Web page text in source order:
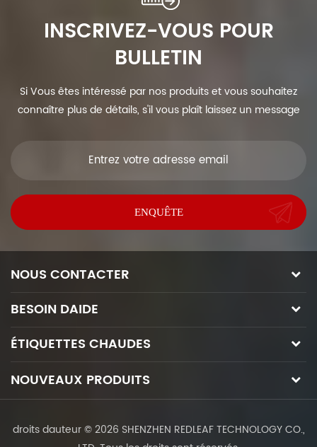
INSCRIVEZ-VOUS POUR
BULLETIN
Si Vous êtes intéressé par nos produits et vous souhaitez
connaître plus de détails, s'il vous plaît laissez un message
NOUS CONTACTER
BESOIN DAIDE
ÉTIQUETTES CHAUDES
NOUVEAUX PRODUITS
droits dauteur © 2026 SHENZHEN REDLEAF TECHNOLOGY CO.,